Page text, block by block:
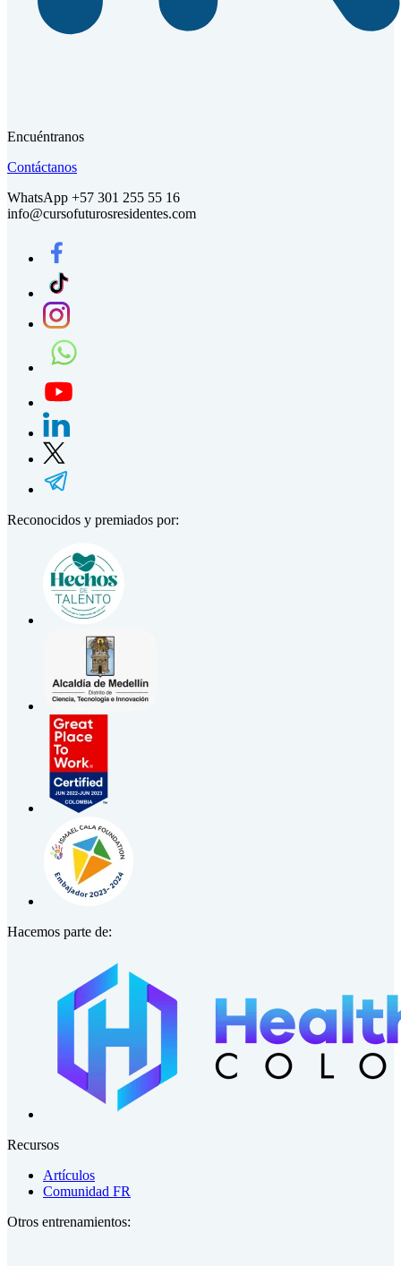
Encuéntranos
Contáctanos
WhatsApp +57 301 255 55 16
info@cursofuturosresidentes.com
Reconocidos y premiados por:
Hacemos parte de:
Recursos
Artículos
Comunidad FR
Otros entrenamientos: